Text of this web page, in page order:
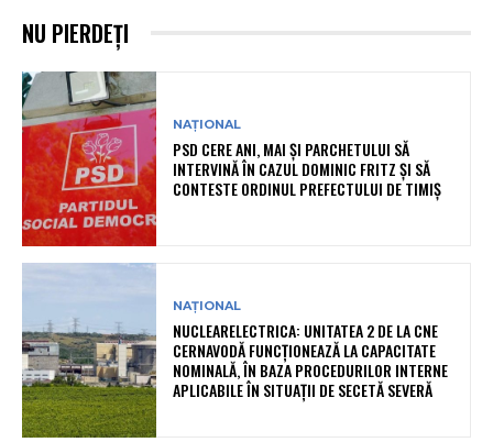
NU PIERDEȚI
NAȚIONAL
PSD CERE ANI, MAI ȘI PARCHETULUI SĂ
INTERVINĂ ÎN CAZUL DOMINIC FRITZ ȘI SĂ
CONTESTE ORDINUL PREFECTULUI DE TIMIȘ
NAȚIONAL
NUCLEARELECTRICA: UNITATEA 2 DE LA CNE
CERNAVODĂ FUNCȚIONEAZĂ LA CAPACITATE
NOMINALĂ, ÎN BAZA PROCEDURILOR INTERNE
APLICABILE ÎN SITUAȚII DE SECETĂ SEVERĂ